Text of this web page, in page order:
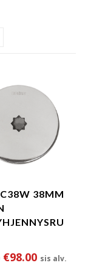
38MM
Alkuperäinen
€98.00 sis alv.